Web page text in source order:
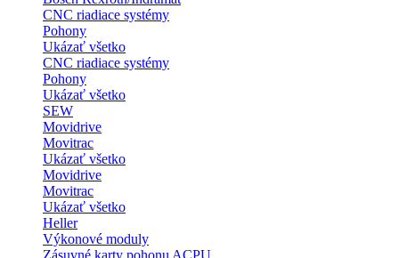
CNC riadiace systémy
Pohony
Ukázať všetko
CNC riadiace systémy
Pohony
Ukázať všetko
SEW
Movidrive
Movitrac
Ukázať všetko
Movidrive
Movitrac
Ukázať všetko
Heller
Výkonové moduly
Zásuvné karty pohonu ACPU